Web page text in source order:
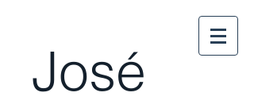
José